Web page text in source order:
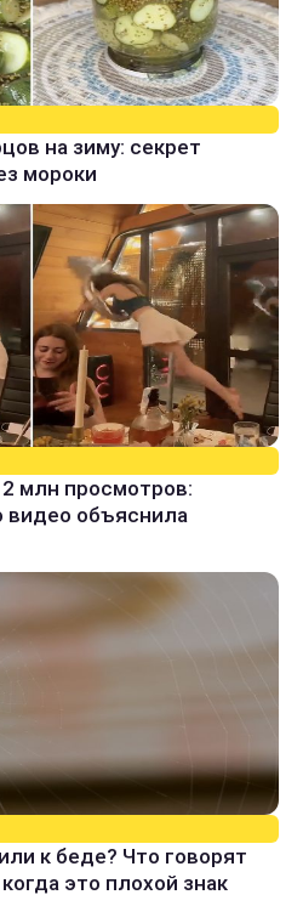
на зиму: секрет
мороки
млн просмотров:
видео объяснила
к беде? Что говорят
это плохой знак